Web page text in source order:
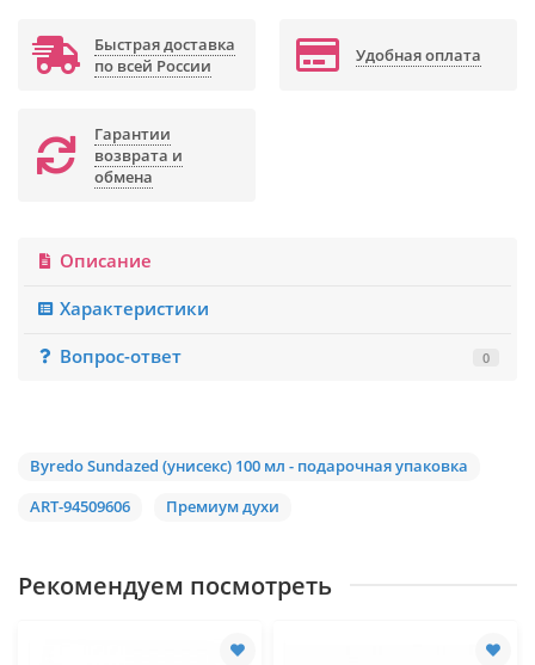
Быстрая доставка
по всей России
Удобная оплата
Гарантии
возврата и
обмена
Описание
Характеристики
Вопрос-ответ
0
Byredo Sundazed (унисекс) 100 мл - подарочная упаковка
ART-94509606
Премиум духи
Рекомендуем посмотреть